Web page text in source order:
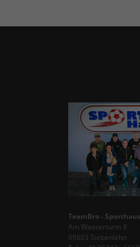
TeamBro -
Am Wasserturm 6
09603 Siebenlehn